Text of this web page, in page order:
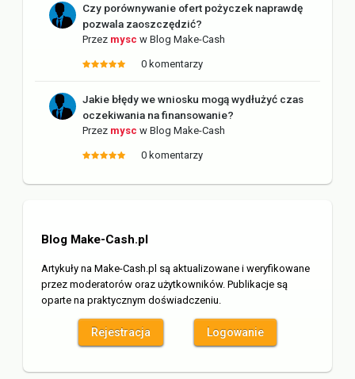
Czy porównywanie ofert pożyczek naprawdę
pozwala zaoszczędzić?
Przez mysc w Blog Make-Cash
0 komentarzy
Jakie błędy we wniosku mogą wydłużyć czas
oczekiwania na finansowanie?
Przez mysc w Blog Make-Cash
0 komentarzy
Blog Make-Cash.pl
Artykuły na Make-Cash.pl są aktualizowane i weryfikowane
przez moderatorów oraz użytkowników. Publikacje są
oparte na praktycznym doświadczeniu.
Rejestracja Logowanie